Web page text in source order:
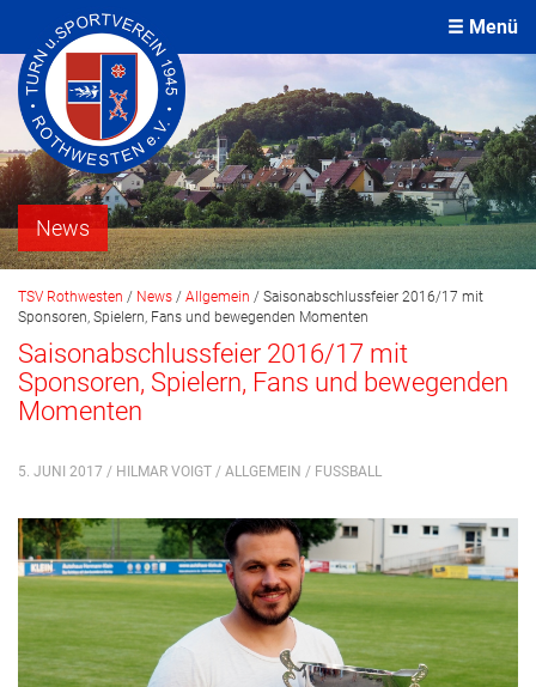
Menü
News
TSV Rothwesten / News / Allgemein / Saisonabschlussfeier 2016/17 mit
Sponsoren, Spielern, Fans und bewegenden Momenten
Saisonabschlussfeier 2016/17 mit
Sponsoren, Spielern, Fans und bewegenden
Momenten
5. JUNI 2017 / HILMAR VOIGT / ALLGEMEIN / FUSSBALL